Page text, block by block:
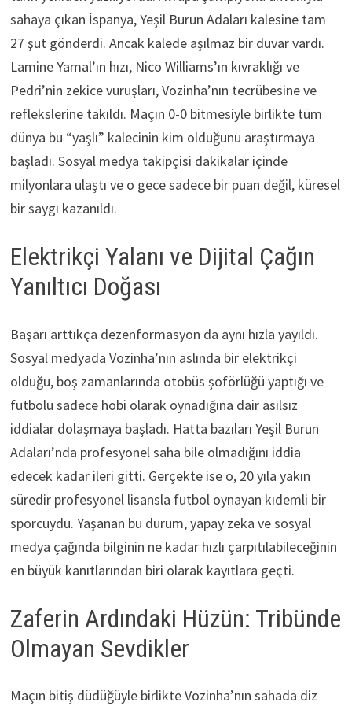
sahaya çıkan İspanya, Yeşil Burun Adaları kalesine tam
27 şut gönderdi. Ancak kalede aşılmaz bir duvar vardı.
Lamine Yamal’ın hızı, Nico Williams’ın kıvraklığı ve
Pedri’nin zekice vuruşları, Vozinha’nın tecrübesine ve
reflekslerine takıldı. Maçın 0-0 bitmesiyle birlikte tüm
dünya bu “yaşlı” kalecinin kim olduğunu araştırmaya
başladı. Sosyal medya takipçisi dakikalar içinde
milyonlara ulaştı ve o gece sadece bir puan değil, küresel
bir saygı kazanıldı.
Elektrikçi Yalanı ve Dijital Çağın
Yanıltıcı Doğası
Başarı arttıkça dezenformasyon da aynı hızla yayıldı.
Sosyal medyada Vozinha’nın aslında bir elektrikçi
olduğu, boş zamanlarında otobüs şoförlüğü yaptığı ve
futbolu sadece hobi olarak oynadığına dair asılsız
iddialar dolaşmaya başladı. Hatta bazıları Yeşil Burun
Adaları’nda profesyonel saha bile olmadığını iddia
edecek kadar ileri gitti. Gerçekte ise o, 20 yıla yakın
süredir profesyonel lisansla futbol oynayan kıdemli bir
sporcuydu. Yaşanan bu durum, yapay zeka ve sosyal
medya çağında bilginin ne kadar hızlı çarpıtılabileceğinin
en büyük kanıtlarından biri olarak kayıtlara geçti.
Zaferin Ardındaki Hüzün: Tribünde
Olmayan Sevdikler
Maçın bitiş düdüğüyle birlikte Vozinha’nın sahada diz